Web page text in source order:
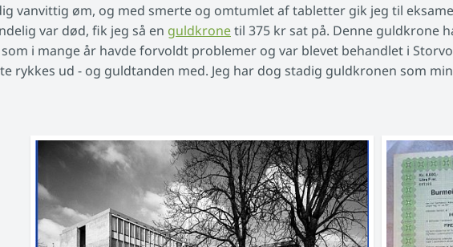
vanvittig øm, og med smerte og omtumlet af tabletter gik jeg til
var død, fik jeg så en guldkronetil 375 kr sat på. Denne guldkrone
i mange år havde forvoldt problemer og var blevet behandlet i
rykkes ud - og guldtanden med. Jeg har dog stadig guldkronen som